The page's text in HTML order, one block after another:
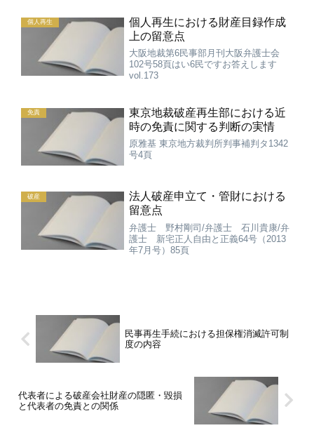
個人再生
個人再生における財産目録作成
上の留意点
大阪地裁第6民事部月刊大阪弁護士会
102号58頁はい6民ですお答えします
vol.173
免責
東京地裁破産再生部における近
時の免責に関する判断の実情
原雅基 東京地方裁判所判事補判タ1342
号4頁
破産
法人破産申立て・管財における
留意点
弁護士 野村剛司/弁護士 石川貴康/弁
護士 新宅正人自由と正義64号（2013
年7月号）85頁
民事再生手続における担保権消滅許可制
度の内容
代表者による破産会社財産の隠匿・毀損
と代表者の免責との関係